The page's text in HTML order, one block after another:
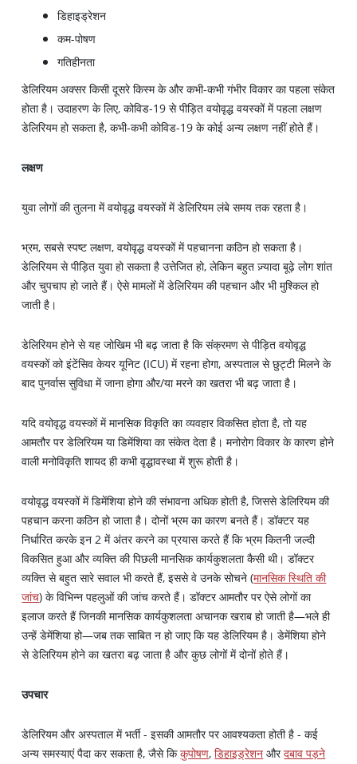
डिहाइड्रेशन
कम-पोषण
गतिहीनता
डेलिरियम अक्सर किसी दूसरे किस्म के और कभी-कभी गंभीर विकार का पहला संकेत
होता है। उदाहरण के लिए, कोविड-19 से पीड़ित वयोवृद्ध वयस्कों में पहला लक्षण
डेलिरियम हो सकता है, कभी-कभी कोविड-19 के कोई अन्य लक्षण नहीं होते हैं।
लक्षण
युवा लोगों की तुलना में वयोवृद्ध वयस्कों में डेलिरियम लंबे समय तक रहता है।
भ्रम, सबसे स्पष्ट लक्षण, वयोवृद्ध वयस्कों में पहचानना कठिन हो सकता है।
डेलिरियम से पीड़ित युवा हो सकता है उत्तेजित हो, लेकिन बहुत ज़्यादा बूढ़े लोग शांत
और चुपचाप हो जाते हैं। ऐसे मामलों में डेलिरियम की पहचान और भी मुश्किल हो
जाती है।
डेलिरियम होने से यह जोखिम भी बढ़ जाता है कि संक्रमण से पीड़ित वयोवृद्ध
वयस्कों को इंटेंसिव केयर यूनिट (ICU) में रहना होगा, अस्पताल से छुट्टी मिलने के
बाद पुनर्वास सुविधा में जाना होगा और/या मरने का खतरा भी बढ़ जाता है।
यदि वयोवृद्ध वयस्कों में मानसिक विकृति का व्यवहार विकसित होता है, तो यह
आमतौर पर डेलिरियम या डिमेंशिया का संकेत देता है। मनोरोग विकार के कारण होने
वाली मनोविकृति शायद ही कभी वृद्धावस्था में शुरू होती है।
वयोवृद्ध वयस्कों में डिमेंशिया होने की संभावना अधिक होती है, जिससे डेलिरियम की
पहचान करना कठिन हो जाता है। दोनों भ्रम का कारण बनते हैं। डॉक्टर यह
निर्धारित करके इन 2 में अंतर करने का प्रयास करते हैं कि भ्रम कितनी जल्दी
विकसित हुआ और व्यक्ति की पिछली मानसिक कार्यकुशलता कैसी थी। डॉक्टर
व्यक्ति से बहुत सारे सवाल भी करते हैं, इससे वे उनके सोचने (मानसिक स्थिति की
जांच) के विभिन्न पहलुओं की जांच करते हैं। डॉक्टर आमतौर पर ऐसे लोगों का
इलाज करते हैं जिनकी मानसिक कार्यकुशलता अचानक खराब हो जाती है—भले ही
उन्हें डेमेंशिया हो—जब तक साबित न हो जाए कि यह डेलिरियम है। डेमेंशिया होने
से डेलिरियम होने का खतरा बढ़ जाता है और कुछ लोगों में दोनों होते हैं।
उपचार
डेलिरियम और अस्पताल में भर्ती - इसकी आमतौर पर आवश्यकता होती है - कई
अन्य समस्याएं पैदा कर सकता है, जैसे किकुपोषण,डिहाइड्रेशन औरदबाव पड़ने